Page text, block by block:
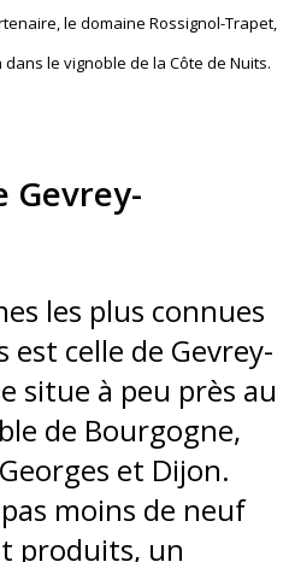
le domaine Rossignol-Trapet,
le vignoble de la Côte de Nuits.
Gevrey-
les plus connues
est celle de Gevrey-
situe à peu près au
de Bourgogne,
et Dijon.
moins de neuf
produits, un